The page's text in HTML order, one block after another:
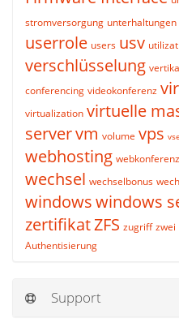
stromversorgung unterhaltungen
userrole users usv
verschlüsselung
conferencing videokonferenz
virtualization virtuelle
servervm volume vps
webhosting webkonferenz
wechsel wechselbonus
windowswindows
zertifikatZFS zugriff zwei
Authentisierung
Support